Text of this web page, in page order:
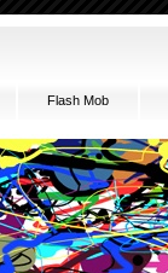
Flash Mob